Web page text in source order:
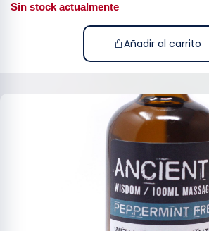
Sin stock actualmente
Añadir al carrito